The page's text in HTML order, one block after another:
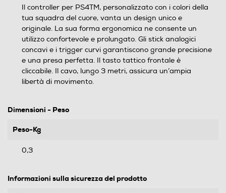
Il controller per PS4TM, personalizzato con i colori della
tua squadra del cuore, vanta un design unico e
originale. La sua forma ergonomica ne consente un
utilizzo confortevole e prolungato. Gli stick analogici
concavi e i trigger curvi garantiscono grande precisione
e una presa perfetta. Il tasto tattico frontale è
cliccabile. Il cavo, lungo 3 metri, assicura un’ampia
libertà di movimento.
Dimensioni - Peso
Peso-Kg
0,3
Informazioni sulla sicurezza del prodotto